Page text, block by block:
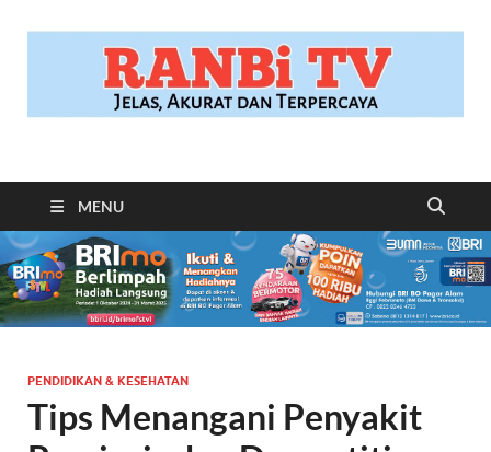
RANBITV.COM
MENU
PENDIDIKAN & KESEHATAN
Tips Menangani Penyakit